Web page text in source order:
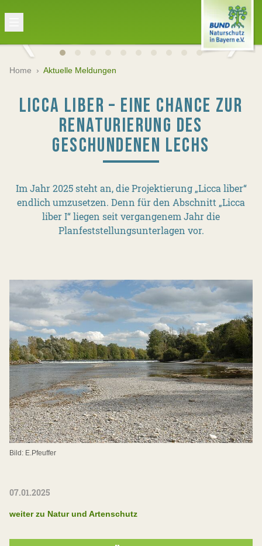
Home › Aktuelle Meldungen
LICCA LIBER – EINE CHANCE ZUR
RENATURIERUNG DES
GESCHUNDENEN LECHS
Im Jahr 2025 steht an, die Projektierung „Licca liber“
endlich umzusetzen. Denn für den Abschnitt „Licca
liber I“ liegen seit vergangenem Jahr die
Planfeststellungsunterlagen vor.
Bild: E.Pfeuffer
07.01.2025
weiter zu Natur und Artenschutz